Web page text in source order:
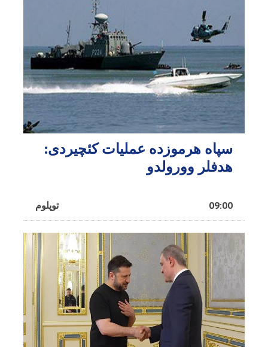
سپاه هرموزده عملیات کئچیردی:
هدفلر وورولدو
توپلوم 09:00